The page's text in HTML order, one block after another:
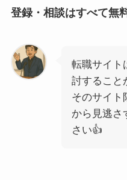
登録・相談はすべて無
転職サイト
討すること
そのサイト
から見逃さ
さい👍